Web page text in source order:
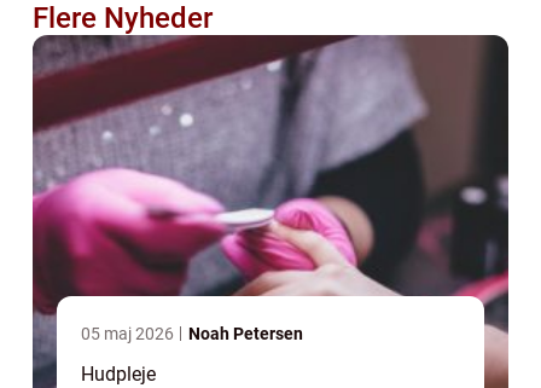
Flere Nyheder
05 maj 2026 Noah Petersen
Hudpleje